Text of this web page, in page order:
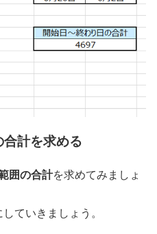
合計を求める
囲の合計を求めてみましょ
ていきましょう。